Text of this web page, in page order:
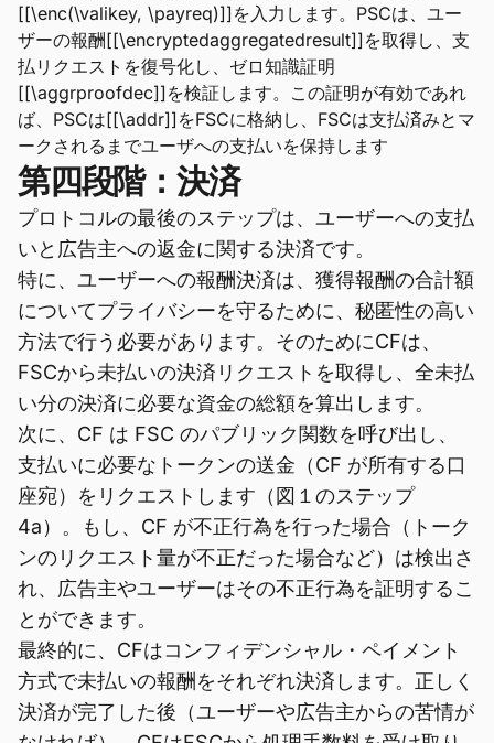
[[\enc(\valikey, \payreq)]]を入力します。PSCは、ユー
ザーの報酬[[\encryptedaggregatedresult]]を取得し、支
払リクエストを復号化し、ゼロ知識証明
[[\aggrproofdec]]を検証します。この証明が有効であれ
ば、PSCは[[\addr]]をFSCに格納し、FSCは支払済みとマ
ークされるまでユーザへの支払いを保持します
第四段階：決済
プロトコルの最後のステップは、ユーザーへの支払
いと広告主への返金に関する決済です。
特に、ユーザーへの報酬決済は、獲得報酬の合計額
についてプライバシーを守るために、秘匿性の高い
方法で行う必要があります。そのためにCFは、
FSCから未払いの決済リクエストを取得し、全未払
い分の決済に必要な資金の総額を算出します。
次に、CF は FSC のパブリック関数を呼び出し、
支払いに必要なトークンの送金（CF が所有する口
座宛）をリクエストします（図１のステップ
4a）。もし、CF が不正行為を行った場合（トーク
ンのリクエスト量が不正だった場合など）は検出さ
れ、広告主やユーザーはその不正行為を証明するこ
とができます。
最終的に、CFはコンフィデンシャル・ペイメント
方式で未払いの報酬をそれぞれ決済します。正しく
決済が完了した後（ユーザーや広告主からの苦情が